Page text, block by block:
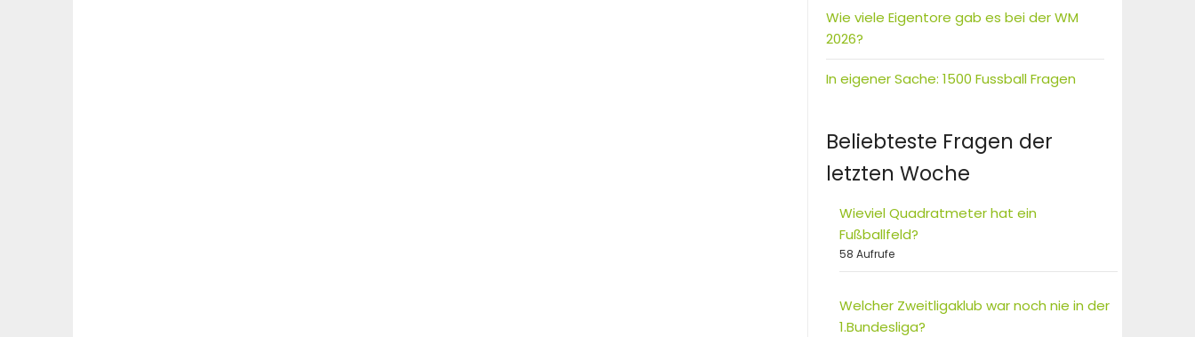
Wie viele Eigentore gab es bei der WM
2026?
In eigener Sache: 1500 Fussball Fragen
Beliebteste Fragen der
letzten Woche
Wieviel Quadratmeter hat ein
Fußballfeld?
58 Aufrufe
Welcher Zweitligaklub war noch nie in der
1.Bundesliga?